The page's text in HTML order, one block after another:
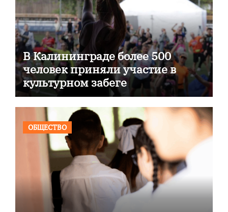
В Калининграде более 500
человек приняли участие в
культурном забеге
ОБЩЕСТВО